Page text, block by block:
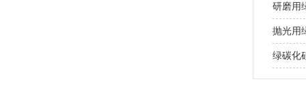
研磨用
抛光用
绿碳化